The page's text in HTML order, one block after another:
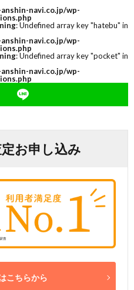
navi.co.jp/wp-
: Undefined array key "hatebu" in
navi.co.jp/wp-
: Undefined array key "pocket" in
navi.co.jp/wp-
お申し込み
こちらから